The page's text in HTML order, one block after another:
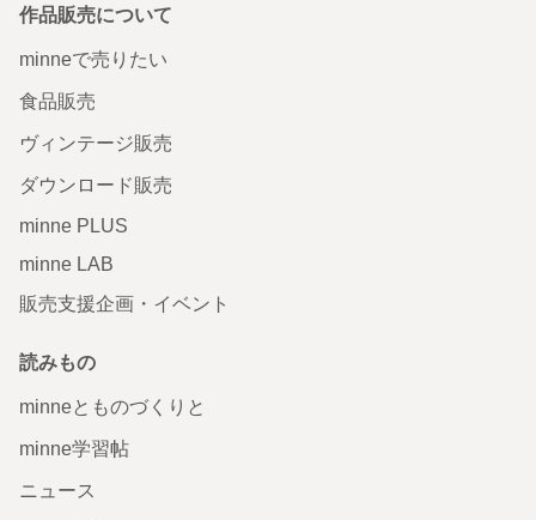
作品販売について
minneで売りたい
食品販売
ヴィンテージ販売
ダウンロード販売
minne PLUS
minne LAB
販売支援企画・イベント
読みもの
minneとものづくりと
minne学習帖
ニュース